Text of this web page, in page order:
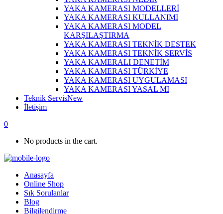
YAKA KAMERASI MODELLERİ
YAKA KAMERASI KULLANIMI
YAKA KAMERASI MODEL
KARŞILAŞTIRMA
YAKA KAMERASI TEKNİK DESTEK
YAKA KAMERASI TEKNİK SERVİS
YAKA KAMERALI DENETİM
YAKA KAMERASI TÜRKİYE
YAKA KAMERASI UYGULAMASI
YAKA KAMERASI YASAL MI
Teknik ServisNew
İletişim
0
No products in the cart.
Anasayfa
Online Shop
Sık Sorulanlar
Blog
Bilgilendirme